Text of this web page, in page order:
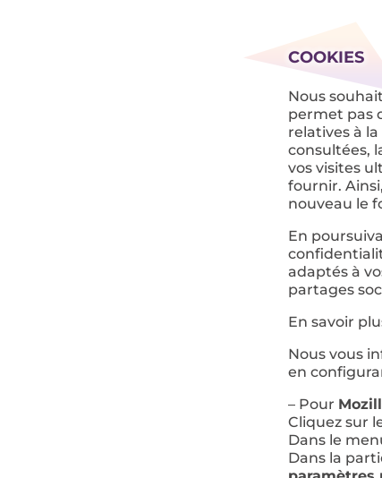
COOKIES
Nous
permet pas
relatives à
consultées,
vos visites
fournir.
nouveau le
En
adaptés à
partages
En savoir
Nous vous
en
– Pour
Cliquez sur
Dans le
Dans la